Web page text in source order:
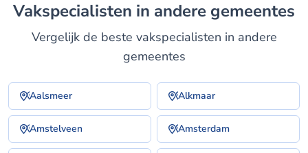
Vakspecialisten in andere gemeentes
Vergelijk de beste vakspecialisten in andere
gemeentes
Aalsmeer Alkmaar
Amstelveen Amsterdam